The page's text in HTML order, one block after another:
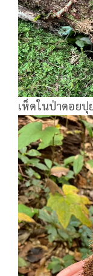
เห็ดในป่าดอย